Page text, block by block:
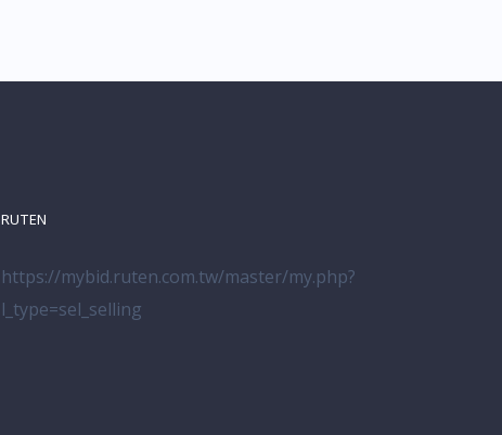
RUTEN
https://mybid.ruten.com.tw/master/my.php?
l_type=sel_selling